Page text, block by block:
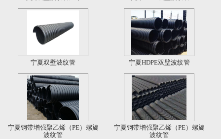
宁夏双壁波纹管 宁夏HDPE双壁波纹管
宁夏钢带增强聚乙烯（PE）螺旋
波纹管
宁夏钢带增强聚乙烯（PE）螺旋
波纹管